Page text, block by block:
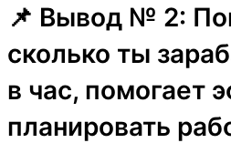
📌 Вывод № 2:
сколько ты
в час, помогает
планировать